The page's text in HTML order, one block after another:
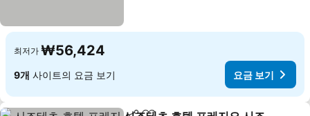
최저가 ₩56,424
9개 사이트의 요금 보기 요금 보기